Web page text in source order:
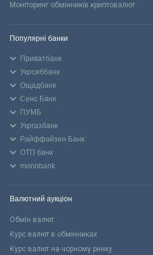
Моніторинг обмінників криптовалют
Популярні банки
Приватбанк
Укрсиббанк
Ощадбанк
Сенс Банк
ПУМБ
Укргазбанк
Райффайзен Банк
ОТП банк
monobank
Валютний аукціон
Обмін валют
Курс валют в обмінниках
Курс валют на чорному ринку